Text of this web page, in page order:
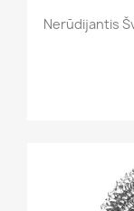
Nerūdijantis